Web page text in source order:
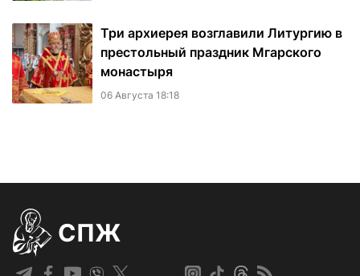
Три архиерея возглавили Литургию в
престольный праздник Мгарского
монастыря
06 Августа 18:18
СПЖ